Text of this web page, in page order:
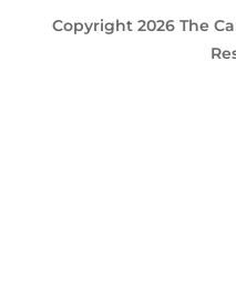
Copyright 2026 The